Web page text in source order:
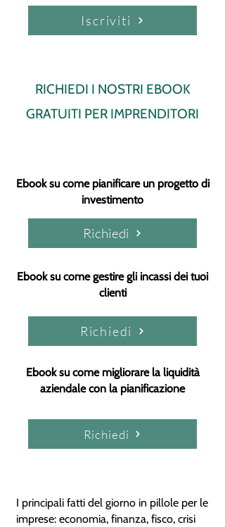
Iscriviti
RICHIEDI I NOSTRI EBOOK
GRATUITI PER IMPRENDITORI
Ebook su come pianificare un progetto di
investimento
Richiedi
Ebook su come gestire gli incassi dei tuoi
clienti
Richiedi
Ebook su come migliorare la liquidità
aziendale con la pianificazione
Richiedi
I principali fatti del giorno in pillole per le
imprese: economia, finanza, fisco, crisi